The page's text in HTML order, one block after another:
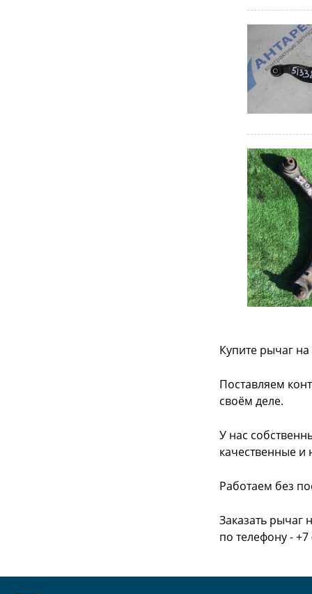
Купите рычаг
Поставляем
своём деле.
У нас
качественные и
Работаем без
Заказать рычаг
по телефону -